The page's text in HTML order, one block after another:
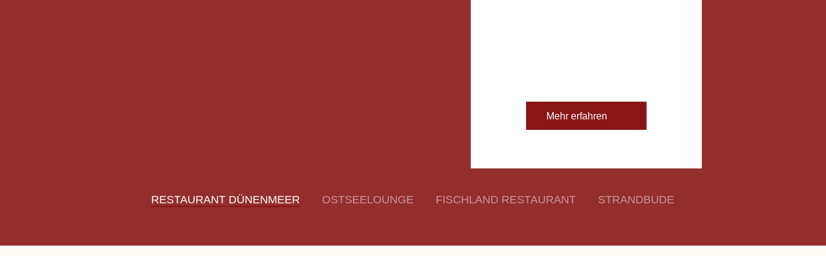
Mehr erfahren
RESTAURANT DÜNENMEER OSTSEELOUNGE FISCHLAND RESTAURANT STRANDBUDE